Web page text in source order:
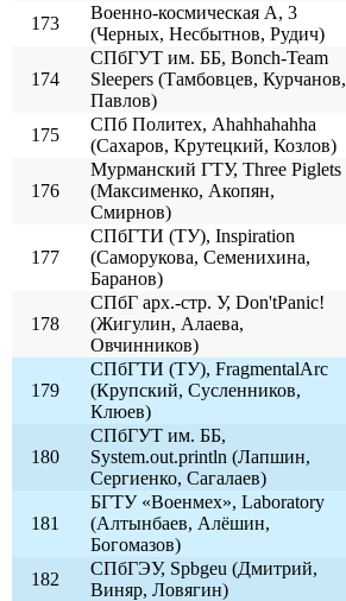
173
Военно-космическая А, 3
(Черных, Несбытнов, Рудич)
174
СПбГУТ им. ББ, Bonch-Team
Sleepers (Тамбовцев, Курчанов,
Павлов)
175
СПб Политех, Ahahhahahha
(Сахаров, Крутецкий, Козлов)
176
Мурманский ГТУ, Three Piglets
(Максименко, Акопян,
Смирнов)
177
СПбГТИ (ТУ), Inspiration
(Саморукова, Семенихина,
Баранов)
178
СПбГ арх.-стр. У, Don'tPanic!
(Жигулин, Алаева,
Овчинников)
179
СПбГТИ (ТУ), FragmentalArc
(Крупский, Сусленников,
Клюев)
180
СПбГУТ им. ББ,
System.out.println (Лапшин,
Сергиенко, Сагалаев)
181
БГТУ «Военмех», Laboratory
(Алтынбаев, Алёшин,
Богомазов)
182
СПбГЭУ, Spbgeu (Дмитрий,
Виняр, Ловягин)